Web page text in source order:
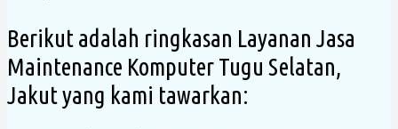
Berikut adalah ringkasan Layanan Jasa
Maintenance Komputer Tugu Selatan,
Jakut yang kami tawarkan: